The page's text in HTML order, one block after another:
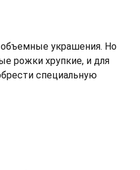
украшения. Но
рожки хрупкие, и для
специальную